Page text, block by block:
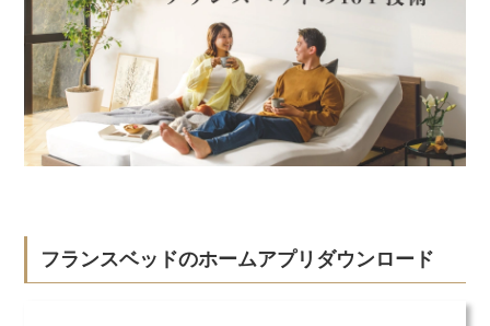
フランスベッドのホームアプリダウンロード